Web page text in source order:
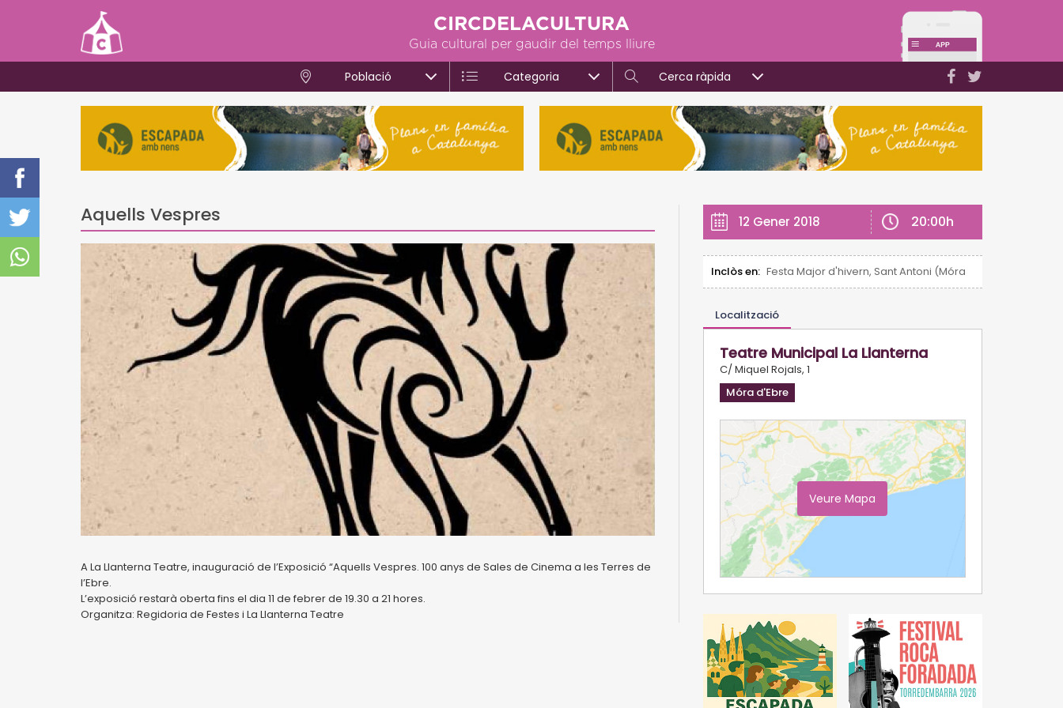
CIRCDELACULTURA
Guia cultural per gaudir del temps lliure
Població Categoria Cerca ràpida
Aquells Vespres
A La Llanterna Teatre, inauguració de l’Exposició “Aquells Vespres. 100 anys de Sales de Cinema a les Terres de
l’Ebre.
L’exposició restarà oberta fins el dia 11 de febrer de 19.30 a 21 hores.
Organitza: Regidoria de Festes i La Llanterna Teatre
12 Gener 2018 20:00h
Inclòs en: Festa Major d'hivern, Sant Antoni (Móra d'Ebre)
Localització
Teatre Municipal La Llanterna
C/ Miquel Rojals, 1
Móra d'Ebre
Veure Mapa